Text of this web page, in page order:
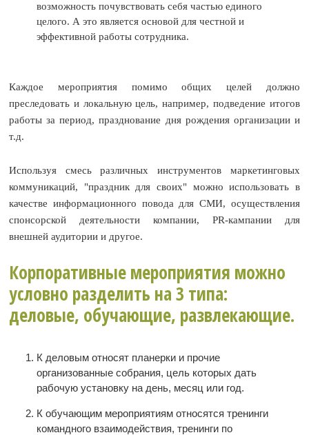
возможность почувствовать себя частью единого
целого. А это является основой для честной и
эффективной работы сотрудника.
Каждое мероприятия помимо общих целей должно
преследовать и локальную цель, например, подведение итогов
работы за период, празднование дня рождения организации и
т.д.
Используя смесь различных инструментов маркетинговых
коммуникаций, "праздник для своих" можно использовать в
качестве информационного повода для СМИ, осуществления
спонсорской деятельности компании, PR-кампании для
внешней аудитории и другое.
Корпоративные мероприятия можно
условно разделить на 3 типа:
деловые, обучающие, развлекающие.
К деловым относят планерки и прочие
организованные собрания, цель которых дать
рабочую установку на день, месяц или год.
К обучающим мероприятиям относятся тренинги
командного взаимодействия, тренинги по